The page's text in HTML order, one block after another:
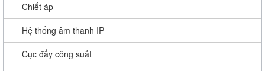
Chiết áp
Hệ thống âm thanh IP
Cục đẩy công suất